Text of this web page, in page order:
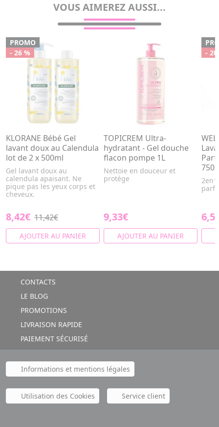
VOUS AIMEREZ AUSSI...
PROMO
- 26 %
KLORANE Bébé Gel
lavant doux au Calendula
lot de 2 x 500ml
Gel lavant doux au
calendula apaisant. Ne
pique pas les yeux corps et
cheveux.
8,42€ 11,42€
AJOUTER AU PANIER
TOPICREM Ultra-
hydratant - Gel douche
flacon pompe 1L
Nettoie en douceur et
protège
9,33€
AJOUTER AU PANIER
-
CONTACTS
LE BLOG
PROMOTIONS
LIVRAISON RAPIDE
PAIEMENT SÉCURISÉ
Informations et mentions légales
Utilisation des Cookies Service client